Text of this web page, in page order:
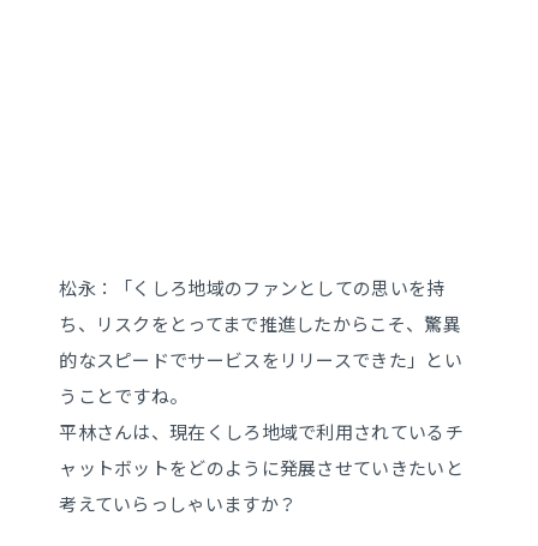
松永：「くしろ地域のファンとしての思いを持
ち、リスクをとってまで推進したからこそ、驚異
的なスピードでサービスをリリースできた」とい
うことですね。
平林さんは、現在くしろ地域で利用されているチ
ャットボットをどのように発展させていきたいと
考えていらっしゃいますか？